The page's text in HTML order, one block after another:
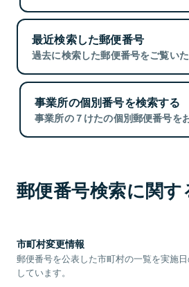
最近検索した郵便番号
過去に検索した郵便番号をご覧いた
事業所の個別番号を検索する
事業所の７けたの個別郵便番号を
郵便番号検索に関す
市町村変更情報
郵便番号を公表した市町村の一覧を実施
しています。